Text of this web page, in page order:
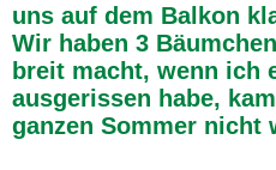
uns auf dem Balkon
Wir haben 3
breit macht, wenn ich
ausgerissen habe,
ganzen Sommer nicht